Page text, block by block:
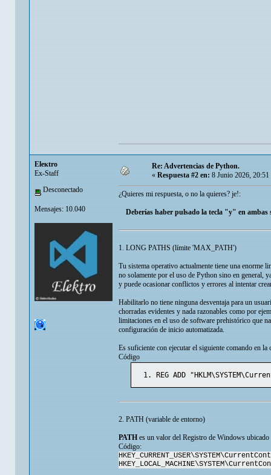
Eleкtro
Ex-Staff
Desconectado
Mensajes: 10.040
Re: Advertencias de Python.
«Respuesta #2 en:8 Junio 2026, 20:51
¿Quieres mi respuesta, o no la quieres? je!:
Deberías haber pulsado la tecla "y" en ambas
1. LONG PATHS (límite 'MAX_PATH')
Tu sistema operativo actualmente tiene una enorme
no solamente por el uso de Python sino en general,
y puede ocasionar conflictos y errores al intentar
Habilitarlo no tiene ninguna desventaja para un
chorradas evidentes y nada razonables como por
limitaciones en el uso de software prehistórico que
configuración de inicio automatizada.
Es suficiente con ejecutar el siguiente comando en la
Código
REG ADD
2. PATH (variable de entorno)
PATHes un valor del Registro de Windows ubicado
Código: